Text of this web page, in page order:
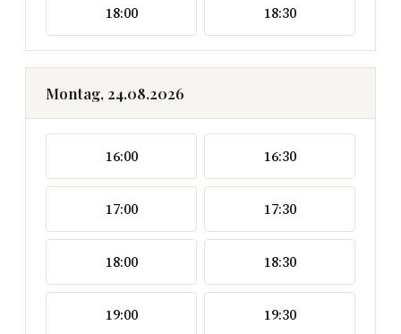
18:00 18:30
Montag, 24.08.2026
16:00 16:30
17:00 17:30
18:00 18:30
19:00 19:30